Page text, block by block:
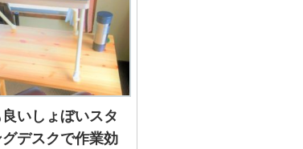
いしょぼいスタ
デスクで作業効